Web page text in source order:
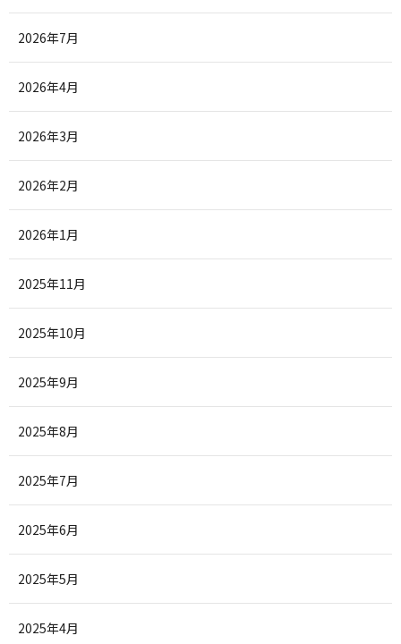
2026年7月
2026年4月
2026年3月
2026年2月
2026年1月
2025年11月
2025年10月
2025年9月
2025年8月
2025年7月
2025年6月
2025年5月
2025年4月